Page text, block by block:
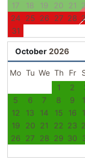
17
18 19 20 21
24 25 26 27 28
31
October 2026
Mo Tu We Th Fr
1
2
5
6 7 8 9
12
13 14 15 16
19
20 21 22 23
26 27 28 29 30